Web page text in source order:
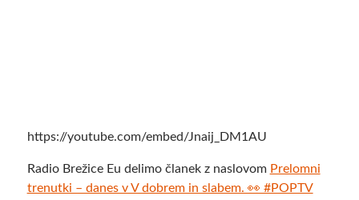
https://youtube.com/embed/Jnaij_DM1AU
Radio Brežice Eu delimo članek z naslovom Prelomni
trenutki – danes v V dobrem in slabem. 👀 #POPTV